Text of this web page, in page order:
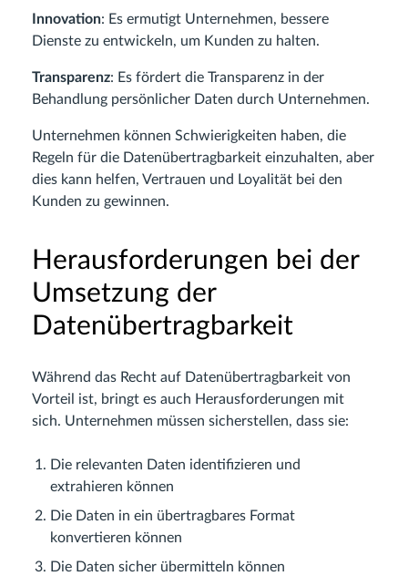
Innovation: Es ermutigt Unternehmen, bessere
Dienste zu entwickeln, um Kunden zu halten.
Transparenz: Es fördert die Transparenz in der
Behandlung persönlicher Daten durch Unternehmen.
Unternehmen können Schwierigkeiten haben, die
Regeln für die Datenübertragbarkeit einzuhalten, aber
dies kann helfen, Vertrauen und Loyalität bei den
Kunden zu gewinnen.
Herausforderungen bei der
Umsetzung der
Datenübertragbarkeit
Während das Recht auf Datenübertragbarkeit von
Vorteil ist, bringt es auch Herausforderungen mit
sich. Unternehmen müssen sicherstellen, dass sie:
Die relevanten Daten identifizieren und
extrahieren können
Die Daten in ein übertragbares Format
konvertieren können
Die Daten sicher übermitteln können